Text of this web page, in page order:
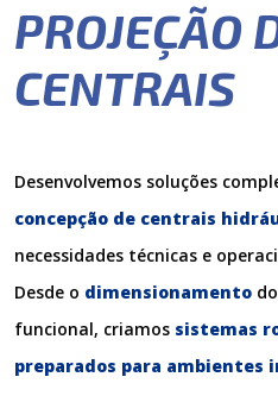
PROJEÇÃO
CENTRAIS
Desenvolvemos soluções
concepção de centrais
necessidades técnicas e
Desde o dimensionamento
funcional, criamos sistemas
preparados para ambientes